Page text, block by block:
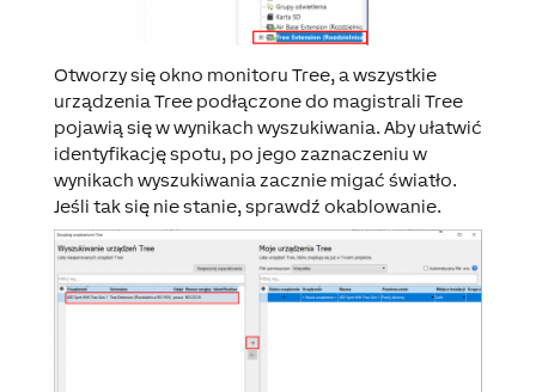
Otworzy się okno monitoru Tree, a wszystkie
urządzenia Tree podłączone do magistrali Tree
pojawią się w wynikach wyszukiwania. Aby ułatwić
identyfikację spotu, po jego zaznaczeniu w
wynikach wyszukiwania zacznie migać światło.
Jeśli tak się nie stanie, sprawdź okablowanie.